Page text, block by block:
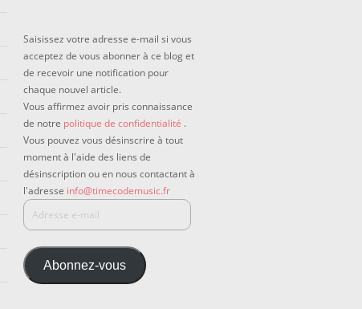
Saisissez votre adresse e-mail si vous
acceptez de vous abonner à ce blog et
de recevoir une notification pour
chaque nouvel article.
Vous affirmez avoir pris connaissance
de notre politique de confidentialité .
Vous pouvez vous désinscrire à tout
moment à l'aide des liens de
désinscription ou en nous contactant à
l'adresse info@timecodemusic.fr
Abonnez-vous